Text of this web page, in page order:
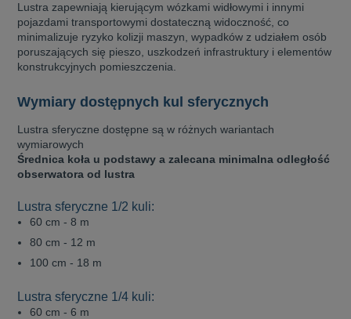
Lustra zapewniają kierującym wózkami widłowymi i innymi
pojazdami transportowymi dostateczną widoczność, co
minimalizuje ryzyko kolizji maszyn, wypadków z udziałem osób
poruszających się pieszo, uszkodzeń infrastruktury i elementów
konstrukcyjnych pomieszczenia.
Wymiary dostępnych kul sferycznych
Lustra sferyczne dostępne są w różnych wariantach
wymiarowych
Średnica koła u podstawy a zalecana minimalna odległość
obserwatora od lustra
Lustra sferyczne 1/2 kuli:
60 cm - 8 m
80 cm - 12 m
100 cm - 18 m
Lustra sferyczne 1/4 kuli:
60 cm - 6 m